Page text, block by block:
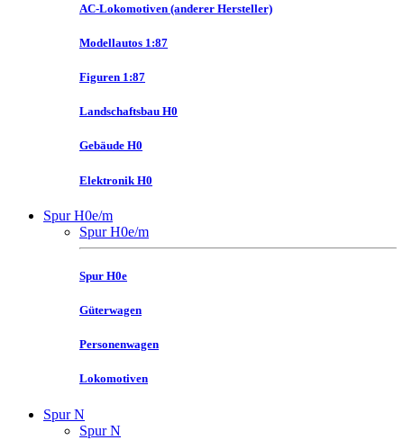
AC-Lokomotiven (anderer Hersteller)
Modellautos 1:87
Figuren 1:87
Landschaftsbau H0
Gebäude H0
Elektronik H0
Spur H0e/m
Spur H0e/m
Spur H0e
Güterwagen
Personenwagen
Lokomotiven
Spur N
Spur N